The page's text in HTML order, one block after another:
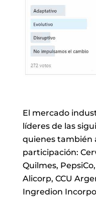
El mercado
líderes de las
quienes también
participación:
Quilmes,
Alicorp, CCU
Ingredion